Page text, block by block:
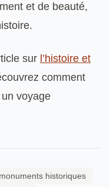
et de beauté,
sur l’histoire et
comment
voyage
historiques